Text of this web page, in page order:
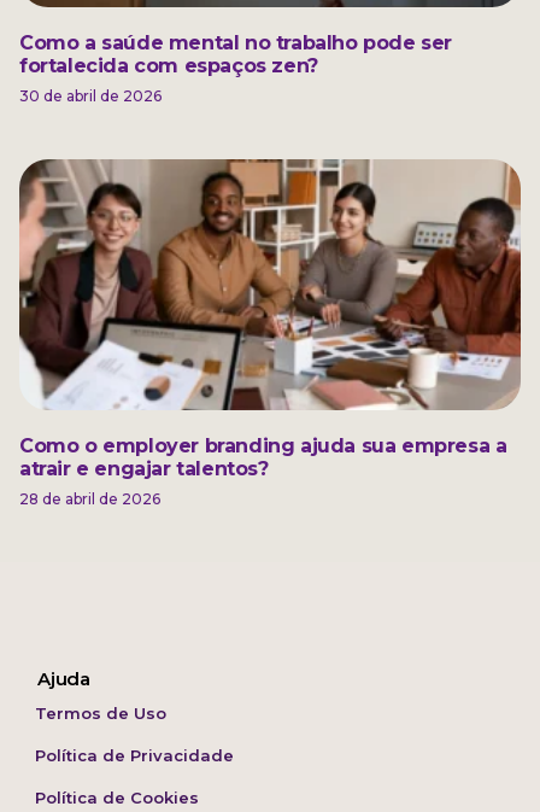
Como a saúde mental no trabalho pode ser
fortalecida com espaços zen?
30 de abril de 2026
Como o employer branding ajuda sua empresa a
atrair e engajar talentos?
28 de abril de 2026
Ajuda
Termos de Uso
Política de Privacidade
Política de Cookies